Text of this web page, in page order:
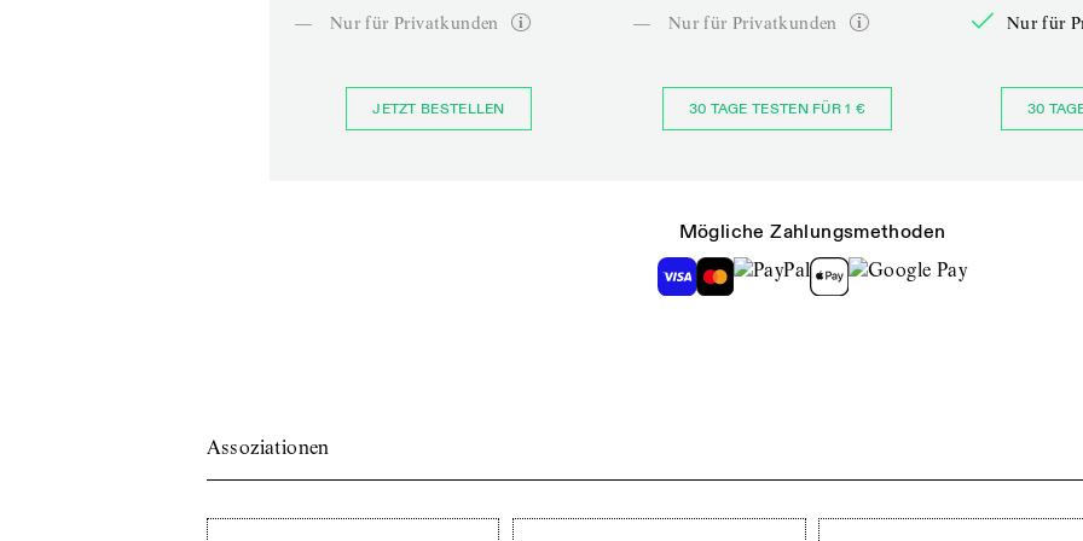
—
Nur für Privatkunden
JETZT BESTELLEN
—
Nur für Privatkunden
30 TAGE TESTEN FÜR 1 €
Nur für
30
Mögliche Zahlungsmethoden
Assoziationen